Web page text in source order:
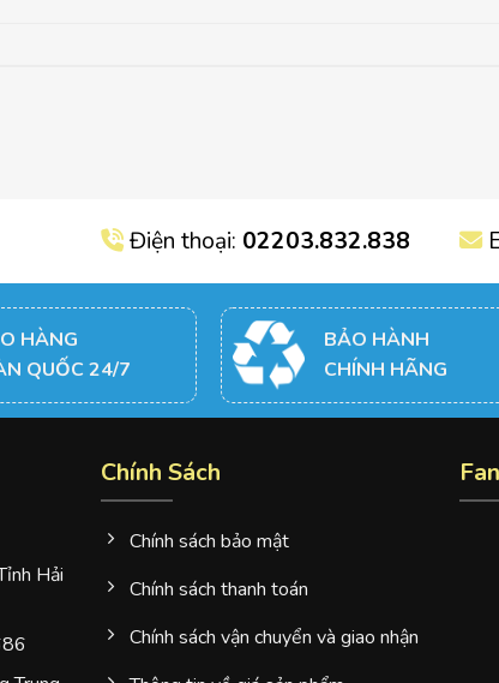
Điện thoại: 02203.832.838
HÀNG
QUỐC 24/7
BẢO HÀNH
CHÍNH HÃNG
Hải
Chính Sách
Chính sách bảo mật
Chính sách thanh toán
Chính sách vận chuyển và giao nhận